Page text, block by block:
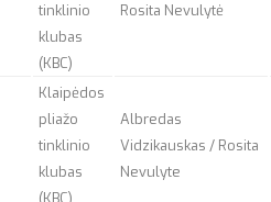
tinklinio
klubas
(KBC)
Rosita Nevulytė
Klaipėdos
pliažo
tinklinio
klubas
Albredas
Vidzikauskas / Rosita
Nevulyte